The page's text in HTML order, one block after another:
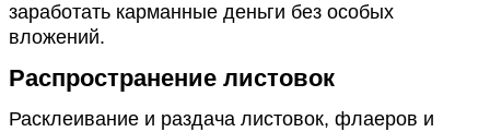
заработать карманные деньги без особых
вложений.
Распространение листовок
Расклеивание и раздача листовок, флаеров и